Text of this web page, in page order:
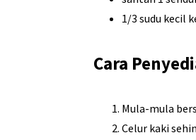
1/3 sudu kecil
Cara
Mula-mula
Celur kaki